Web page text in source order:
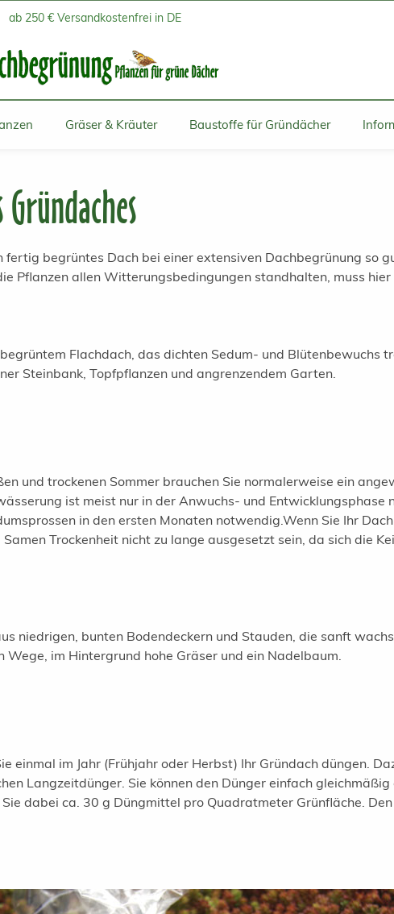
ab 250 € Versandkostenfrei in DE
Gräser & Kräuter Baustoffe für Gründächer
fertig begrüntes Dach bei einer extensiven Dachbegrünung so
Pflanzen allen Witterungsbedingungen standhalten, muss
und trockenen Sommer brauchen Sie normalerweise ein
ist meist nur in der Anwuchs- und Entwicklungsphase
in den ersten Monaten notwendig.Wenn Sie Ihr
Trockenheit nicht zu lange ausgesetzt sein, da sich die
einmal im Jahr (Frühjahr oder Herbst) Ihr Gründach düngen.
Langzeitdünger. Sie können den Dünger einfach
dabei ca. 30 g Düngmittel pro Quadratmeter Grünfläche.